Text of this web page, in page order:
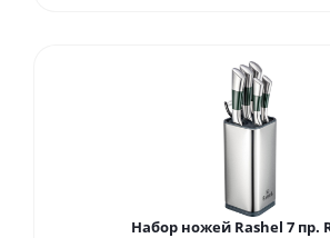
Набор ножей Rashel 7 пр.